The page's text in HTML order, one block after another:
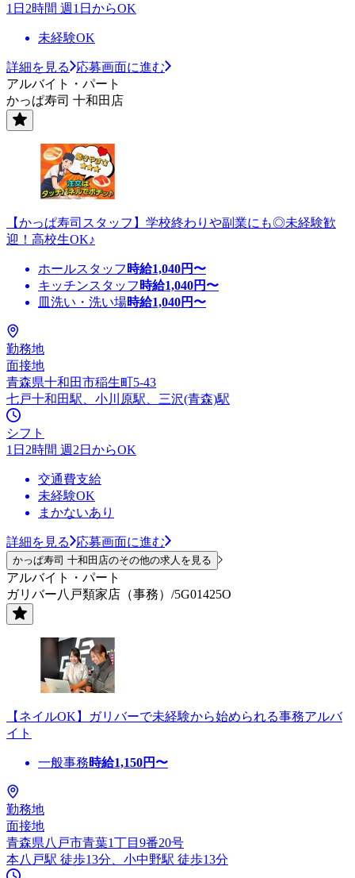
1日2時間 週1日からOK
未経験OK
詳細を見る
応募画面に進む
アルバイト・パート
かっぱ寿司 十和田店
【かっぱ寿司スタッフ】学校終わりや副業にも◎未経験歓
迎！高校生OK♪
ホールスタッフ 時給1,040円〜
キッチンスタッフ 時給1,040円〜
皿洗い・洗い場時給1,040円〜
勤務地
面接地
青森県十和田市稲生町5-43
七戸十和田駅、小川原駅、三沢(青森)駅
シフト
1日2時間 週2日からOK
交通費支給
未経験OK
まかないあり
詳細を見る 応募画面に進む
かっぱ寿司 十和田店のその他の求人を見る
アルバイト・パート
ガリバー八戸類家店（事務）/5G01425O
【ネイルOK】ガリバーで未経験から始められる事務アルバ
イト
一般事務時給1,150円〜
勤務地
面接地
青森県八戸市青葉1丁目9番20号
本八戸駅 徒歩13分、小中野駅 徒歩13分